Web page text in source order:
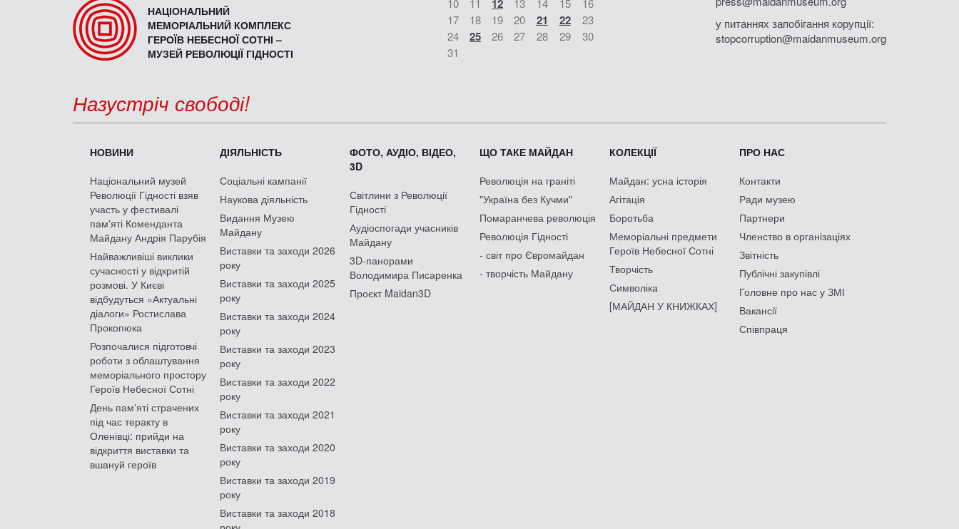
НАЦІОНАЛЬНИЙ
МЕМОРІАЛЬНИЙ КОМПЛЕКС
ГЕРОЇВ НЕБЕСНОЇ СОТНІ –
МУЗЕЙ РЕВОЛЮЦІЇ ГІДНОСТІ
12
17
18 19 20 21 22
23
24
25 26 27 28 29
30
31
у питаннях запобігання корупції:
stopcorruption@maidanmuseum.org
Назустріч свободі!
НОВИНИ
Національний музей
Революції Гідності взяв
участь у фестивалі
пам'яті Коменданта
Майдану Андрія Парубія
Найважливіші виклики
сучасності у відкритій
розмові. У Києві
відбудуться «Актуальні
діалоги» Ростислава
Прокопюка
Розпочалися підготовчі
роботи з облаштування
меморіального простору
Героїв Небесної Сотні
День памʼяті страчених
під час теракту в
Оленівці: прийди на
відкриття виставки та
вшануй героїв
ДІЯЛЬНІСТЬ
Соціальні кампанії
Наукова діяльність
Видання Музею
Майдану
Виставки та заходи 2026
року
Виставки та заходи 2025
року
Виставки та заходи 2024
року
Виставки та заходи 2023
року
Виставки та заходи 2022
року
Виставки та заходи 2021
року
Виставки та заходи 2020
року
Виставки та заходи 2019
року
Виставки та заходи 2018
ФОТО, АУДІО, ВІДЕО,
3D
Світлини з Революції
Гідності
Аудіоспогади учасників
Майдану
3D-панорами
Володимира Писаренка
Проєкт Maidan3D
ЩО ТАКЕ МАЙДАН
Революція на граніті
"Україна без Кучми"
Помаранчева революція
Революція Гідності
- світ про Євромайдан
- творчість Майдану
КОЛЕКЦІЇ
Майдан: усна історія
Агітація
Боротьба
Меморіальні предмети
Героїв Небесної Сотні
Творчість
Символіка
[МАЙДАН У КНИЖКАХ]
ПРО НАС
Контакти
Ради музею
Партнери
Членство в організаціях
Звітність
Публічні закупівлі
Головне про нас у ЗМІ
Вакансії
Співпраця